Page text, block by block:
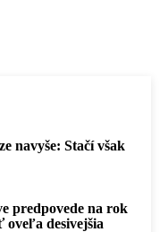
navyše: Stačí však
predpovede na rok
oveľa desivejšia